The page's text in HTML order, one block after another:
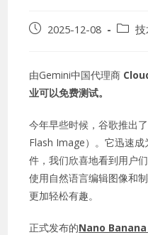
2025-12-08
由Gemini中国代理商
业可以免费测试。
今年早些时候，谷歌推出
Flash Image）。它迅速
件，我们欣喜地看到用户
使用自然语言编辑图像和
更加轻松有趣。
正式发布的Nano